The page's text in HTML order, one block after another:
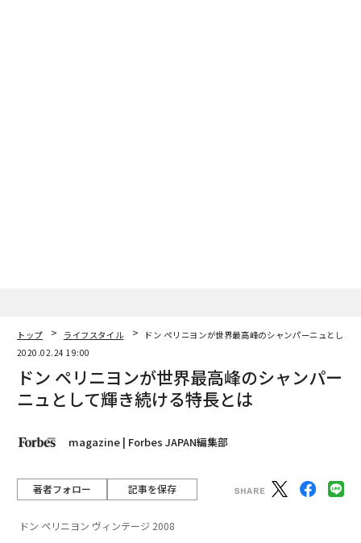
トップ ライフスタイル
ドン ペリニヨンが世界最高峰のシャンパーニュとして
2020.02.24 19:00
ドン ペリニヨンが世界最高峰のシャンパー
ニュとして輝き続ける特長とは
magazine | Forbes JAPAN編集部
著者フォロー 記事を保存
ドン ペリニヨン ヴィンテージ 2008